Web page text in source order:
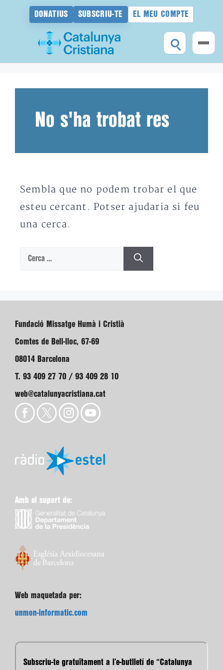
DONATIUS SUBSCRIU-TE EL MEU COMPTE
No s'ha trobat res
Sembla que no podem trobar el que
esteu cercant. Potser ajudaria si feu
una cerca.
Cerca:
Fundació Missatge Humà i Cristià
Comtes de Bell-lloc, 67-69
08014 Barcelona
T. 93 409 27 70 / 93 409 28 10
web@catalunyacristiana.cat
Amb el suport de:
Web maquetada per:
unmon-informatic.com
Subscriu-te gratuïtament a l’e-butlletí de “Catalunya